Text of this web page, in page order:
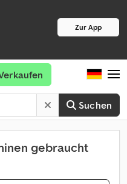
Zur App
Suchen
gebraucht